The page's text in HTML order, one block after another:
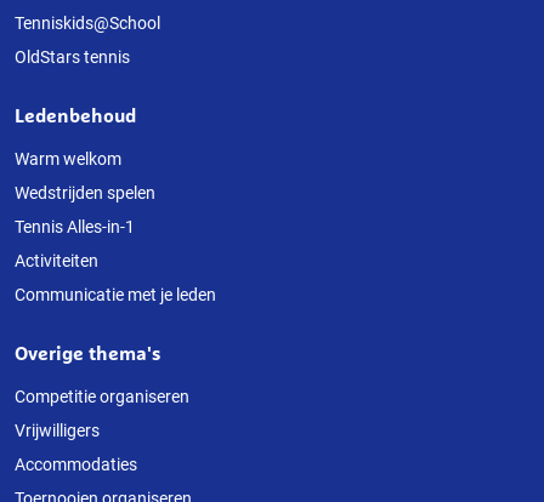
Tenniskids@School
OldStars tennis
Ledenbehoud
Warm welkom
Wedstrijden spelen
Tennis Alles-in-1
Activiteiten
Communicatie met je leden
Overige thema's
Competitie organiseren
Vrijwilligers
Accommodaties
Toernooien organiseren